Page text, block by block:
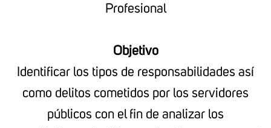
Profesional
Objetivo
Identificar los tipos de responsabilidades así
como delitos cometidos por los servidores
públicos con el fin de analizar los